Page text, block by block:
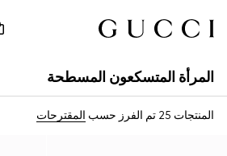
المرأة المتسكعون المسطحة
المنتجات 25 تم الفرز حسب المقترحات